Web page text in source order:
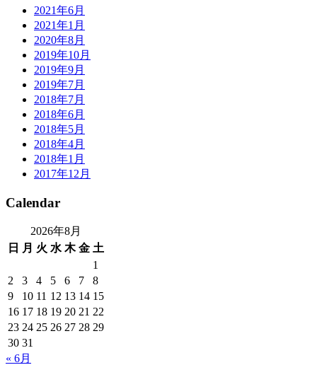
2021年6月
2021年1月
2020年8月
2019年10月
2019年9月
2019年7月
2018年7月
2018年6月
2018年5月
2018年4月
2018年1月
2017年12月
Calendar
2026年8月
日
月 火 水 木 金 土
1
2
3 4 5 6 7
8
9
10 11 12 13 14 15
16 17 18 19 20 21 22
23 24 25 26 27 28 29
30 31
« 6月